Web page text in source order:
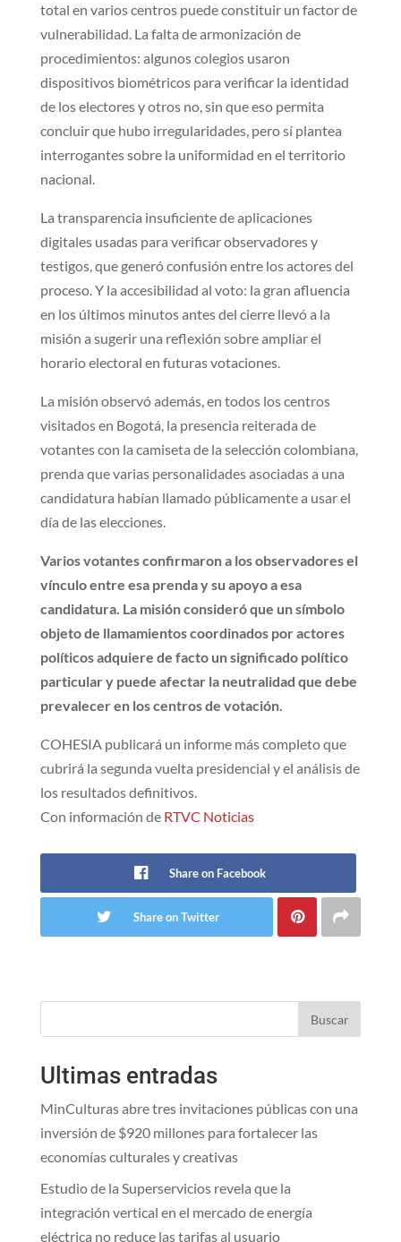
total en varios centros puede constituir un factor de
vulnerabilidad. La falta de armonización de
procedimientos: algunos colegios usaron
dispositivos biométricos para verificar la identidad
de los electores y otros no, sin que eso permita
concluir que hubo irregularidades, pero sí plantea
interrogantes sobre la uniformidad en el territorio
nacional.
La transparencia insuficiente de aplicaciones
digitales usadas para verificar observadores y
testigos, que generó confusión entre los actores del
proceso. Y la accesibilidad al voto: la gran afluencia
en los últimos minutos antes del cierre llevó a la
misión a sugerir una reflexión sobre ampliar el
horario electoral en futuras votaciones.
La misión observó además, en todos los centros
visitados en Bogotá, la presencia reiterada de
votantes con la camiseta de la selección colombiana,
prenda que varias personalidades asociadas a una
candidatura habían llamado públicamente a usar el
día de las elecciones.
Varios votantes confirmaron a los observadores el
vínculo entre esa prenda y su apoyo a esa
candidatura. La misión consideró que un símbolo
objeto de llamamientos coordinados por actores
políticos adquiere de facto un significado político
particular y puede afectar la neutralidad que debe
prevalecer en los centros de votación.
COHESIA publicará un informe más completo que
cubrirá la segunda vuelta presidencial y el análisis de
los resultados definitivos.
Con información de RTVC Noticias
Share on Facebook
Share on Twitter
Buscar
Ultimas entradas
MinCulturas abre tres invitaciones públicas con una
inversión de $920 millones para fortalecer las
economías culturales y creativas
Estudio de la Superservicios revela que la
integración vertical en el mercado de energía
eléctrica no reduce las tarifas al usuario